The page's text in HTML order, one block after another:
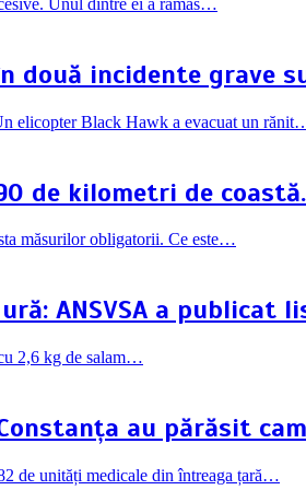
incidente grave
de kilometri de
ANSVSA a
au părăsit